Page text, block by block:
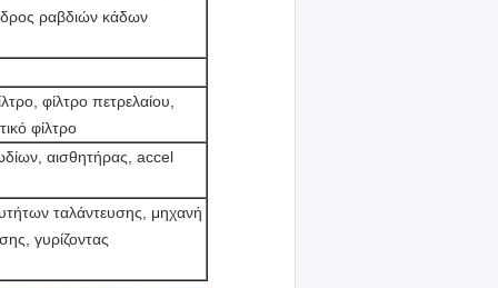
ραβδιών κάδων
φίλτρο πετρελαίου,
φίλτρο
αισθητήρας, accel
ταλάντευσης, μηχανή
γυρίζοντας